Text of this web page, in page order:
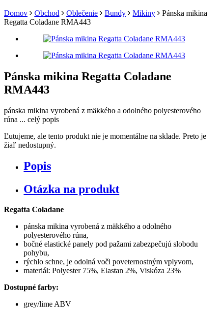
Domov Obchod Oblečenie Bundy Mikiny
Pánska mikina
Regatta Coladane RMA443
Pánska mikina Regatta Coladane
RMA443
pánska mikina vyrobená z mäkkého a odolného polyesterového
rúna ... celý popis
Ľutujeme, ale tento produkt nie je momentálne na sklade. Preto je
žiaľ nedostupný.
Popis
Otázka na produkt
Regatta Coladane
pánska mikina vyrobená z mäkkého a odolného
polyesterového rúna,
bočné elastické panely pod pažami zabezpečujú slobodu
pohybu,
rýchlo schne, je odolná voči poveternostným vplyvom,
materiál: Polyester 75%, Elastan 2%, Viskóza 23%
Dostupné farby:
grey/lime ABV